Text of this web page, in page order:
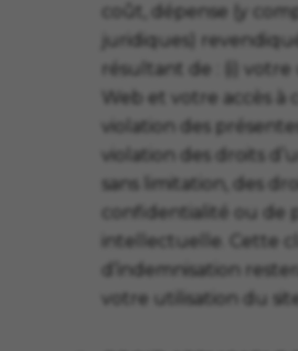
coût, dépense (y
juridiques)
résultant de : (i)
Web et votre accès à
violation des
violation des droits
sans limitation, des
confidentialité ou de
intellectuelle. Cette
d’indemnisation
votre utilisation du site